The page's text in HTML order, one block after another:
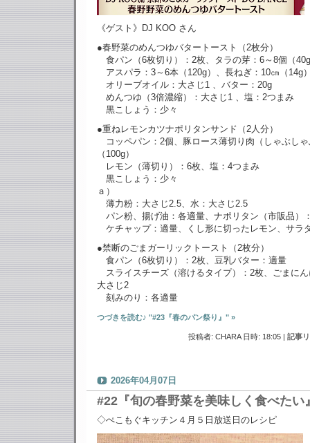
《ゲスト》DJ KOO さん
●春野菜のめんつゆバタートースト（2枚分）
食パン（6枚切り）：2枚、タラの芽：6～8個（
アスパラ：3～6本（120g）、長ねぎ：10㎝（14g
オリーブオイル：大さじ1 、バター：20g
めんつゆ（3倍濃縮）：大さじ1 、塩：2つまみ
黒こしょう：少々
●重ねレモンカツナポリタンサンド（2人分）
コッペパン：2個、豚ロース薄切り肉（しゃぶし
（100g）
レモン（薄切り）：6枚、塩：4つまみ
黒こしょう：少々
ａ）
薄力粉：大さじ2.5、水：大さじ2.5
パン粉、揚げ油：各適量、ナポリタン（市販品）
ケチャップ：適量、くし形に切ったレモン、サラ
●禁断のごまガーリックトースト（2枚分）
食パン（6枚切り）：2枚、豆乳バター：適量
スライスチーズ（溶けるタイプ）：2枚、ごまに
大さじ2
刻みのり：各適量
つづきを読む♪ "#23『春のパン祭り』" »
投稿者: CHARA 日時: 18:05 | 記事
2026年04月07日
#22『旬の春野菜を美味しく食べたい
◇ぺこもぐキッチン４月５日放送日のレシピ